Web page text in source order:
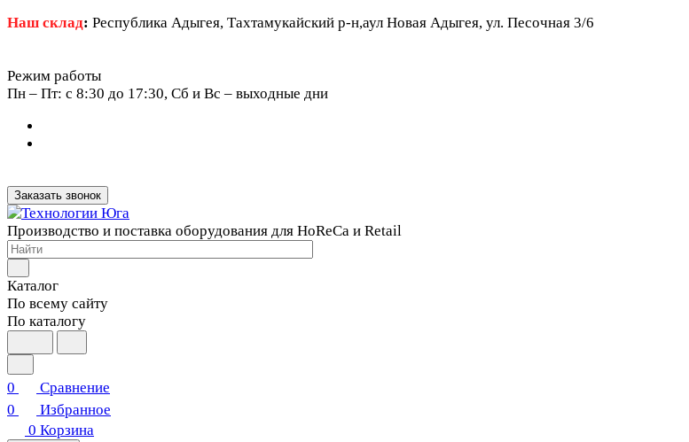
Наш склад: Республика Адыгея, Тахтамукайский р-н,аул Новая Адыгея, ул. Песочная 3/6
Режим работы
Пн – Пт: c 8:30 до 17:30, Сб и Вс – выходные дни
Заказать звонок
Производство и поставка оборудования для HoReCa и Retail
Каталог
По всему сайту
По каталогу
0
Сравнение
0
Избранное
0 Корзина